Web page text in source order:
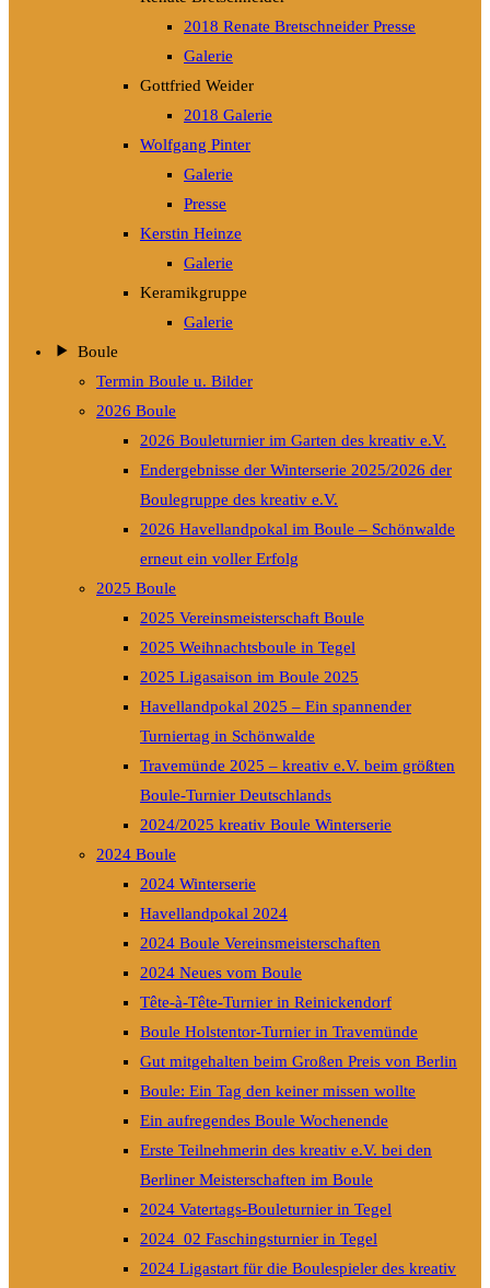
2018 Renate Bretschneider Presse
Galerie
Gottfried Weider
2018 Galerie
Wolfgang Pinter
Galerie
Presse
Kerstin Heinze
Galerie
Keramikgruppe
Galerie
Boule
Termin Boule u. Bilder
2026 Boule
2026 Bouleturnier im Garten des kreativ e.V.
Endergebnisse der Winterserie 2025/2026 der
Boulegruppe des kreativ e.V.
2026 Havellandpokal im Boule – Schönwalde
erneut ein voller Erfolg
2025 Boule
2025 Vereinsmeisterschaft Boule
2025 Weihnachtsboule in Tegel
2025 Ligasaison im Boule 2025
Havellandpokal 2025 – Ein spannender
Turniertag in Schönwalde
Travemünde 2025 – kreativ e.V. beim größten
Boule-Turnier Deutschlands
2024/2025 kreativ Boule Winterserie
2024 Boule
2024 Winterserie
Havellandpokal 2024
2024 Boule Vereinsmeisterschaften
2024 Neues vom Boule
Tête-à-Tête-Turnier in Reinickendorf
Boule Holstentor-Turnier in Travemünde
Gut mitgehalten beim Großen Preis von Berlin
Boule: Ein Tag den keiner missen wollte
Ein aufregendes Boule Wochenende
Erste Teilnehmerin des kreativ e.V. bei den
Berliner Meisterschaften im Boule
2024 Vatertags-Bouleturnier in Tegel
2024_02 Faschingsturnier in Tegel
2024 Ligastart für die Boulespieler des kreativ